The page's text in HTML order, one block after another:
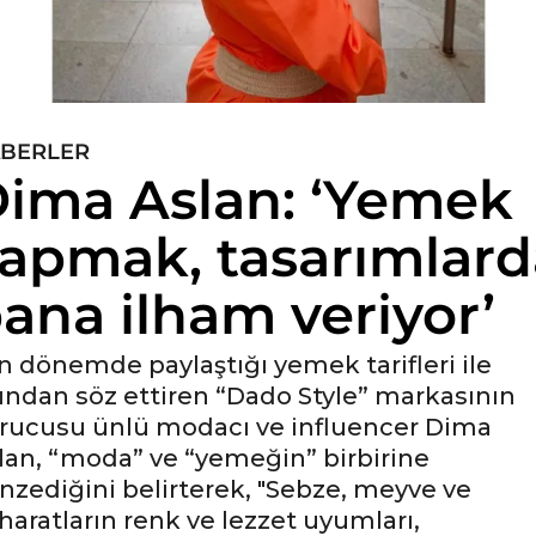
Aslan: ‘Yemek
ilham veriyor’
dönemde paylaştığı yemek tarifleri ile
söz ettiren “Dado Style” markasının
ünlü modacı ve influencer Dima
“moda” ve “yemeğin” birbirine
belirterek, "Sebze, meyve ve
renk ve lezzet uyumları,